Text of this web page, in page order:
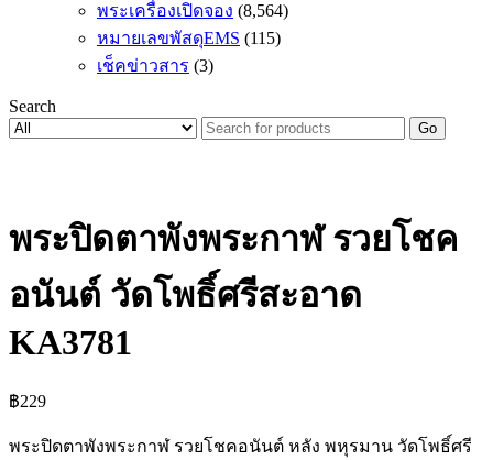
พระเครื่องเปิดจอง (8,564)
หมายเลขพัสดุEMS (115)
เช็คข่าวสาร (3)
Search
Go
พระปิดตาพังพระกาฬ รวยโชค
อนันต์ วัดโพธิ์ศรีสะอาด
KA3781
฿229
พระปิดตาพังพระกาฬ รวยโชคอนันต์ หลัง พหุรมาน วัดโพธิ์ศรี